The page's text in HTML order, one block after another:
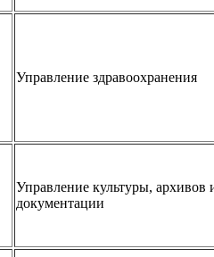
Управление здравоохранения
Управление культуры, архивов
документации